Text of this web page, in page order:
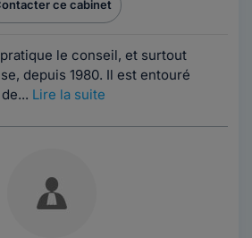
ce cabinet
le conseil, et surtout
depuis 1980. Il est entouré
Lire la suite